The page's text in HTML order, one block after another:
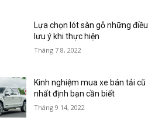
Lựa chọn lót sàn gỗ những điều
lưu ý khi thực hiện
Tháng 7 8, 2022
Kinh nghiệm mua xe bán tải cũ
nhất định bạn cần biết
Tháng 9 14, 2022